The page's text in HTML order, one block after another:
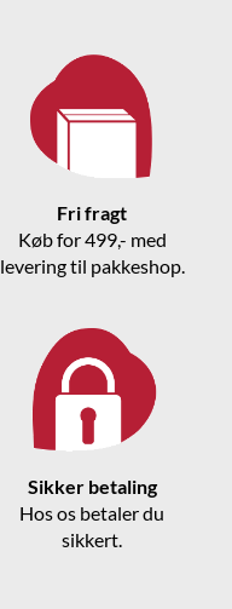
Fri fragt
Køb for 499,- med
levering til pakkeshop.
Sikker betaling
Hos os betaler du
sikkert.